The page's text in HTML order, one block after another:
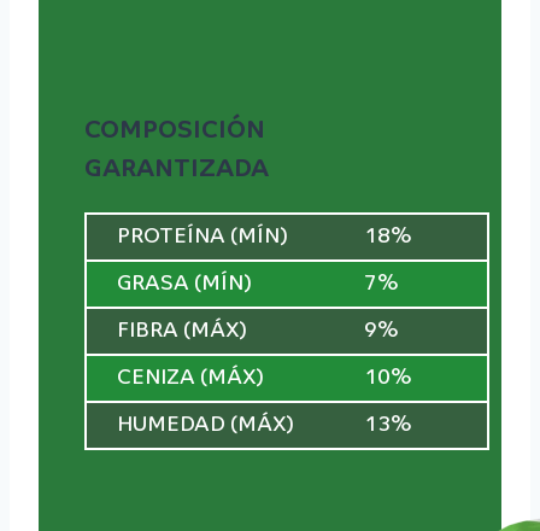
COMPOSICIÓN
GARANTIZADA
PROTEÍNA (MÍN) 18%
GRASA (MÍN) 7%
FIBRA (MÁX) 9%
CENIZA (MÁX) 10%
HUMEDAD (MÁX) 13%